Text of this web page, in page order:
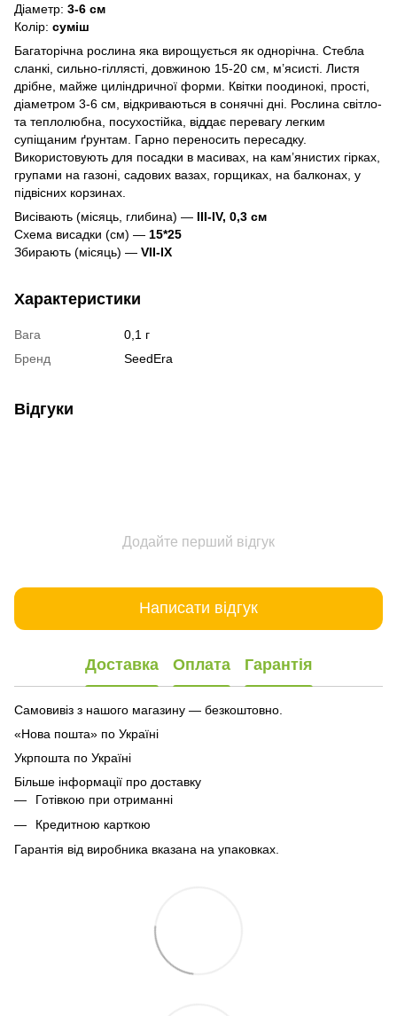
Діаметр: 3-6 см
Колір: суміш
Багаторічна рослина яка вирощується як однорічна. Стебла
сланкі, сильно-гіллясті, довжиною 15-20 см, м’ясисті. Листя
дрібне, майже циліндричної форми. Квітки поодинокі, прості,
діаметром 3-6 см, відкриваються в сонячні дні. Рослина світло-
та теплолюбна, посухостійка, віддає перевагу легким
супіщаним ґрунтам. Гарно переносить пересадку.
Використовують для посадки в масивах, на кам’янистих гірках,
групами на газоні, садових вазах, горщиках, на балконах, у
підвісних корзинах.
Висівають (місяць, глибина) — III-IV, 0,3 см
Схема висадки (см) — 15*25
Збирають (місяць) — VII-IX
Характеристики
Вага
0,1 г
Бренд
SeedEra
Відгуки
Додайте перший відгук
Написати відгук
Доставка Оплата Гарантія
Самовивіз з нашого магазину — безкоштовно.
«Нова пошта» по Україні
Укрпошта по Україні
Більше інформації про доставку
Готівкою при отриманні
Кредитною карткою
Гарантія від виробника вказана на упаковках.